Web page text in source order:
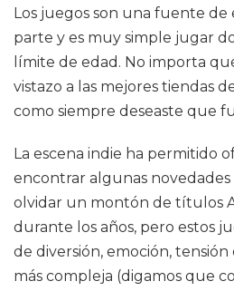
Los juegos son una fuente
parte y es muy simple jugar
límite de edad. No importa
vistazo a las mejores tiendas
como siempre deseaste que
La escena indie ha permitido
encontrar algunas novedades
olvidar un montón de títulos
durante los años, pero estos
de diversión, emoción,
más compleja (digamos que